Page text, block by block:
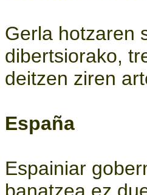
Gerla hotzaren
dibertsiorako,
deitzen ziren
España
Espainiar